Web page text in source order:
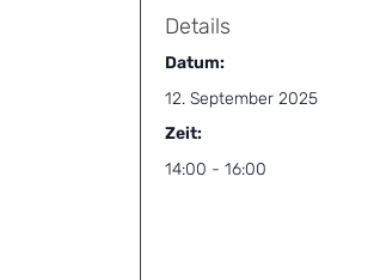
Details
Datum:
12. September 2025
Zeit:
14:00 - 16:00